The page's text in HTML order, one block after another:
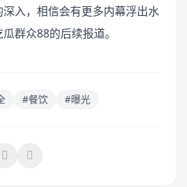
入，相信会有更多内幕浮出水
群众88的后续报道。
#餐饮 #曝光